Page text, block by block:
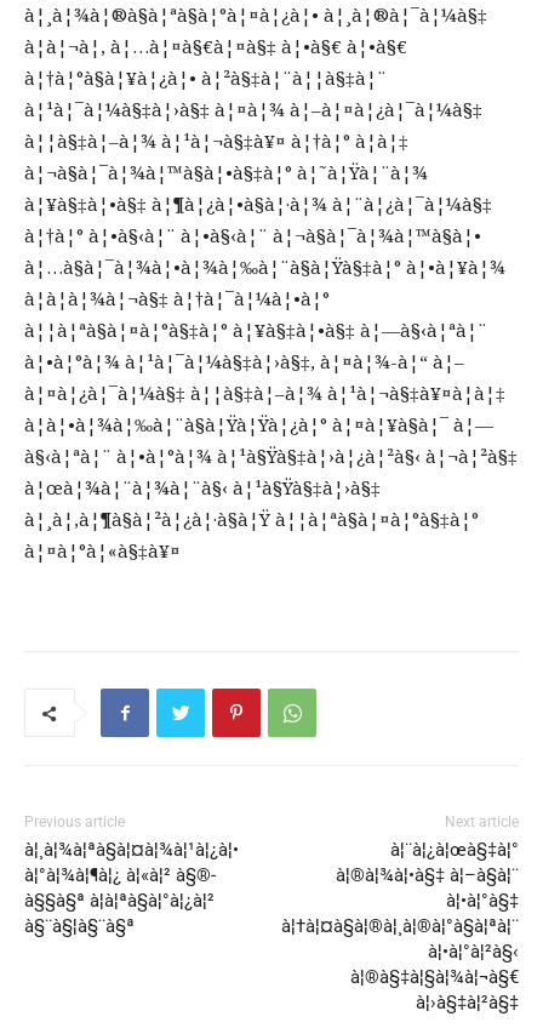
à¦¸à¦¾à¦®à§à¦ªà§à¦°à¦¤à¦¿à¦• à¦¸à¦®à¦¯à¦¼à§‡
à¦à¦¬à¦‚ à¦…à¦¤à§€à¦¤à§‡ à¦•à§€ à¦•à§€
à¦†à¦°à§à¦¥à¦¿à¦• à¦²à§‡à¦¨à¦¦à§‡à¦¨
à¦¹à¦¯à¦¼à§‡à¦›à§‡ à¦¤à¦¾ à¦–à¦¤à¦¿à¦¯à¦¼à§‡
à¦¦à§‡à¦–à¦¾ à¦¹à¦¬à§‡à¥¤ à¦†à¦° à¦à¦‡
à¦¬à§à¦¯à¦¾à¦™à§à¦•à§‡à¦° à¦˜à¦Ÿà¦¨à¦¾
à¦¥à§‡à¦•à§‡ à¦¶à¦¿à¦•à§à¦·à¦¾ à¦¨à¦¿à¦¯à¦¼à§‡
à¦†à¦° à¦•à§‹à¦¨ à¦•à§‹à¦¨ à¦¬à§à¦¯à¦¾à¦™à§à¦•
à¦…à§à¦¯à¦¾à¦•à¦¾à¦‰à¦¨à§à¦Ÿà§‡à¦° à¦•à¦¥à¦¾
à¦à¦­à¦¾à¦¬à§‡ à¦†à¦¯à¦¼à¦•à¦°
à¦¦à¦ªà§à¦¤à¦°à§‡à¦° à¦¥à§‡à¦•à§‡ à¦—à§‹à¦ªà¦¨
à¦•à¦°à¦¾ à¦¹à¦¯à¦¼à§‡à¦›à§‡, à¦¤à¦¾-à¦“ à¦–
à¦¤à¦¿à¦¯à¦¼à§‡ à¦¦à§‡à¦–à¦¾ à¦¹à¦¬à§‡à¥¤à¦à¦‡
à¦à¦•à¦¾à¦‰à¦¨à§à¦Ÿà¦Ÿà¦¿à¦° à¦¤à¦¥à§à¦¯ à¦—
à§‹à¦ªà¦¨ à¦•à¦°à¦¾ à¦¹à§Ÿà§‡à¦›à¦¿à¦²à§‹ à¦¬à¦²à§‡
à¦œà¦¾à¦¨à¦¾à¦¨à§‹ à¦¹à§Ÿà§‡à¦›à§‡
à¦¸à¦‚à¦¶à§à¦²à¦¿à¦·à§à¦Ÿ à¦¦à¦ªà§à¦¤à¦°à§‡à¦°
à¦¤à¦°à¦«à§‡à¥¤
Previous article
à¦¸à¦¾à¦ªà§à¦¤à¦¾à¦¹à¦¿à¦•
à¦°à¦¾à¦¶à¦¿ à¦«à¦² à§®-
à§§à§ª à¦à¦ªà§à¦°à¦¿à¦²
à§¨à§¦à§¨à§ª
Next article
à¦¨à¦¿à¦œà§‡à¦°
à¦®à¦¾à¦•à§‡ à¦–à§à¦¨
à¦•à¦°à§‡
à¦†à¦¤à§à¦®à¦¸à¦®à¦°à§à¦ªà¦¨
à¦•à¦°à¦²à§‹
à¦®à§‡à¦§à¦¾à¦¬à§€
à¦›à§‡à¦²à§‡